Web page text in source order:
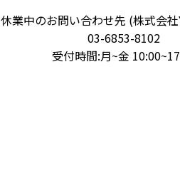
休業中のお問い合わせ先 (株式会
03-6853-8102
受付時間:月~金